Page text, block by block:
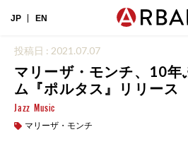
JP EN
投稿日 : 2021.07.07
マリーザ・モンチ、10年
ム『ポルタス』リリース
Jazz Music
マリーザ・モンチ